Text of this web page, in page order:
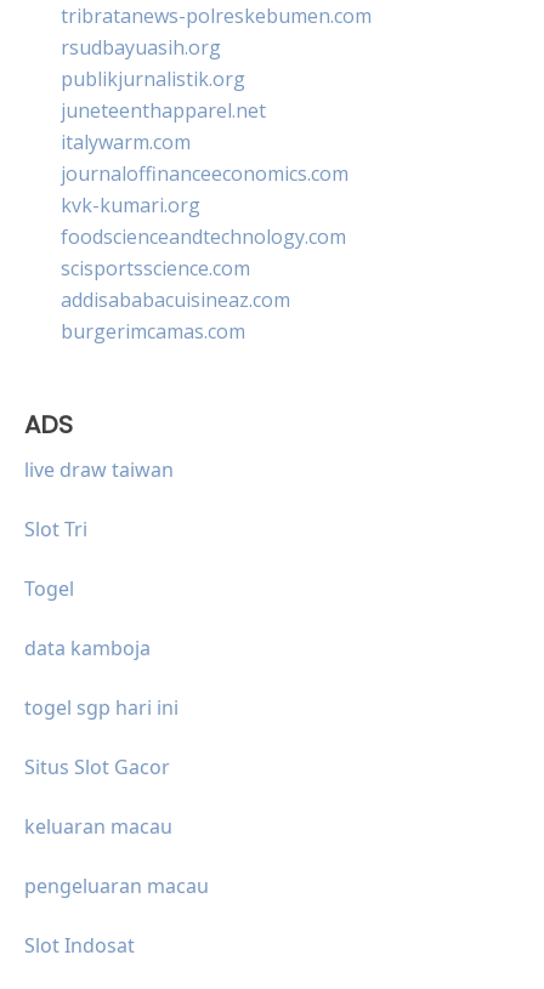
tribratanews-polreskebumen.com
rsudbayuasih.org
publikjurnalistik.org
juneteenthapparel.net
italywarm.com
journaloffinanceeconomics.com
kvk-kumari.org
foodscienceandtechnology.com
scisportsscience.com
addisababacuisineaz.com
burgerimcamas.com
ADS
live draw taiwan
Slot Tri
Togel
data kamboja
togel sgp hari ini
Situs Slot Gacor
keluaran macau
pengeluaran macau
Slot Indosat